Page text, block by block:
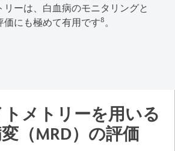
リーは、白血病のモニタリングと
価にも極めて有用です8 。
メトリーを用いる
（MRD）の評価